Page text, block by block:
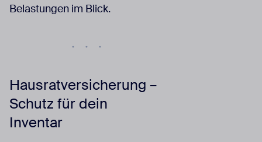
Belastungen im Blick.
Hausratversicherung –
Schutz für dein
Inventar